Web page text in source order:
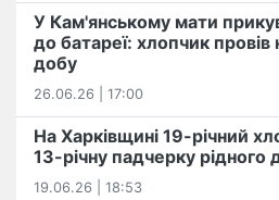
У Кам'янському мати
до батареї: хлопчик
добу
26.06.26 | 17:00
На Харківщині 19-річний
13-річну падчерку рідного
19.06.26 | 18:53